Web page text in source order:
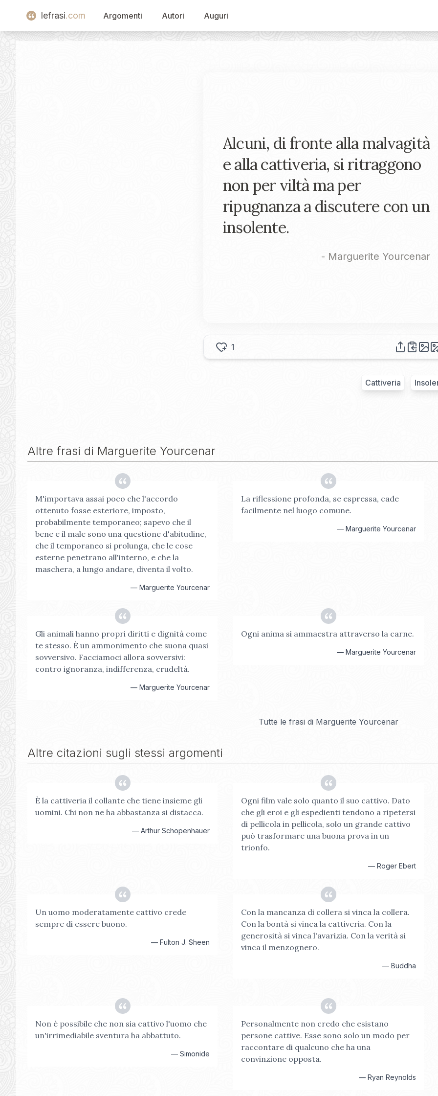
lefrasi.com Argomenti Autori Auguri
Alcuni, di fronte alla malvagità
e alla cattiveria, si ritraggono
non per viltà ma per
ripugnanza a discutere con un
insolente.
- Marguerite Yourcenar
1
Cattiveria
Altre frasi di Marguerite Yourcenar
M'importava assai poco che l'accordo
ottenuto fosse esteriore, imposto,
probabilmente temporaneo; sapevo che il
bene e il male sono una questione d'abitudine,
che il temporaneo si prolunga, che le cose
esterne penetrano all'interno, e che la
maschera, a lungo andare, diventa il volto.
—Marguerite Yourcenar
La riflessione profonda, se espressa, cade
facilmente nel luogo comune.
— Marguerite Yourcenar
Gli animali hanno propri diritti e dignità come
te stesso. È un ammonimento che suona quasi
sovversivo. Facciamoci allora sovversivi:
contro ignoranza, indifferenza, crudeltà.
—Marguerite Yourcenar
Ogni anima si ammaestra attraverso la carne.
— Marguerite Yourcenar
Tutte le frasi di Marguerite Yourcenar
Altre citazioni sugli stessi argomenti
È la cattiveria il collante che tiene insieme gli
uomini. Chi non ne ha abbastanza si distacca.
—Arthur Schopenhauer
Ogni film vale solo quanto il suo cattivo. Dato
che gli eroi e gli espedienti tendono a ripetersi
di pellicola in pellicola, solo un grande cattivo
può trasformare una buona prova in un
trionfo.
— Roger Ebert
Un uomo moderatamente cattivo crede
sempre di essere buono.
—Fulton J. Sheen
Con la mancanza di collera si vinca la collera.
Con la bontà si vinca la cattiveria. Con la
generosità si vinca l'avarizia. Con la verità si
vinca il menzognero.
— Buddha
Non è possibile che non sia cattivo l'uomo che
un'irrimediabile sventura ha abbattuto.
—Simonide
Personalmente non credo che esistano
persone cattive. Esse sono solo un modo per
raccontare di qualcuno che ha una
convinzione opposta.
— Ryan Reynolds